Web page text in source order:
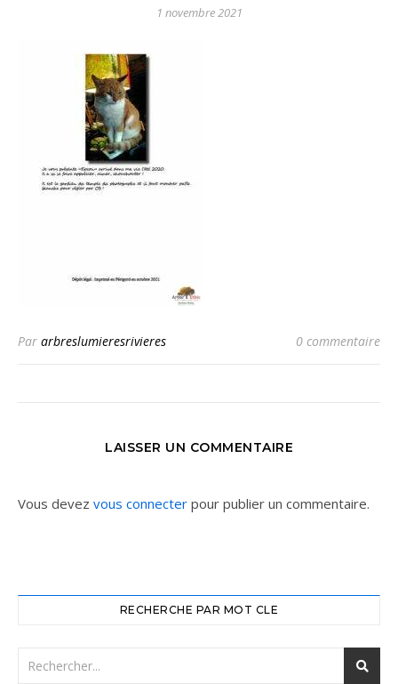
1 novembre 2021
Par arbreslumieresrivieres 0 commentaire
LAISSER UN COMMENTAIRE
Vous devez vous connecter pour publier un commentaire.
RECHERCHE PAR MOT CLE